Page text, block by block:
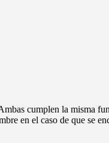
cumplen la misma
en el caso de que se